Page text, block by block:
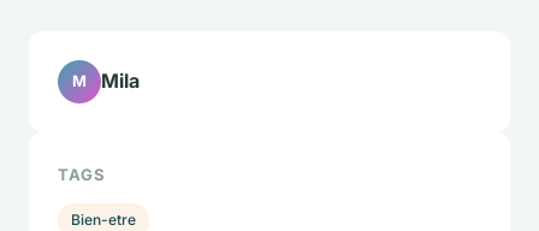
M Mila
TAGS
Bien-etre